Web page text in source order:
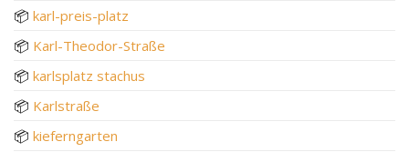
📦 karl-preis-platz
📦 Karl-Theodor-Straße
📦 karlsplatz stachus
📦 Karlstraße
📦 kieferngarten